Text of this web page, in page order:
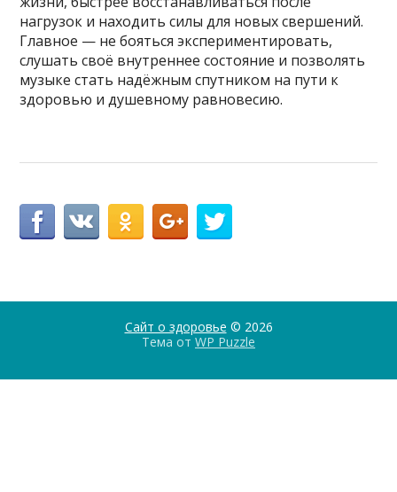
нагрузок и находить силы для новых свершений.
Главное — не бояться экспериментировать,
слушать своё внутреннее состояние и позволять
музыке стать надёжным спутником на пути к
здоровью и душевному равновесию.
Сайт о здоровье © 2026
Тема от WP Puzzle